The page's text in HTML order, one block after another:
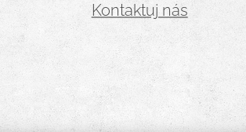
Kontaktuj nás